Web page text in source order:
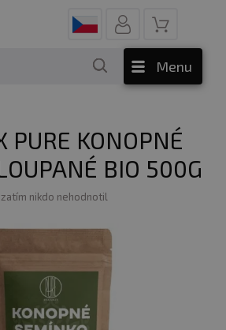
Menu
PURE KONOPNÉ
BIO 500G
nikdo nehodnotil